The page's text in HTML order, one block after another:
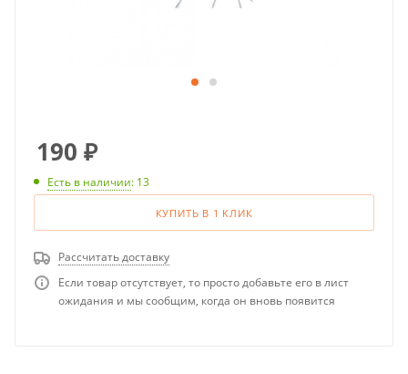
190 ₽
Есть в наличии: 13
КУПИТЬ В 1 КЛИК
Рассчитать доставку
Если товар отсутствует, то просто добавьте его в лист
ожидания и мы сообщим, когда он вновь появится